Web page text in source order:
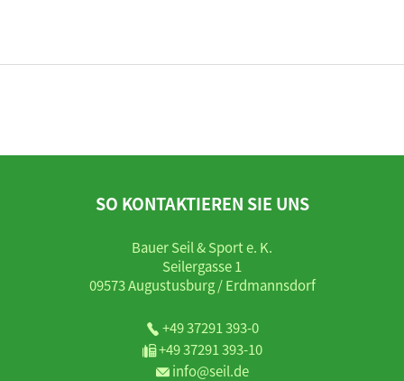
SO KONTAKTIEREN SIE UNS
Bauer Seil & Sport e. K.
Seilergasse 1
09573 Augustusburg / Erdmannsdorf
+49 37291 393-0
+49 37291 393-10
info@seil.de